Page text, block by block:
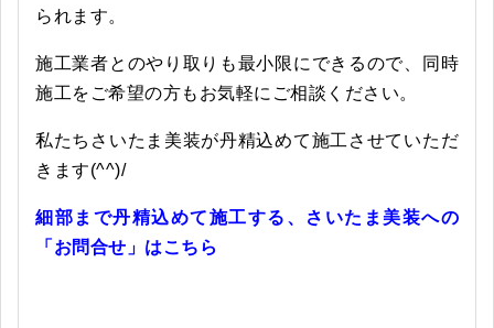
られます。
施工業者とのやり取りも最小限にできるので、同時
施工をご希望の方もお気軽にご相談ください。
私たちさいたま美装が丹精込めて施工させていただ
きます(^^)/
細部まで丹精込めて施工する、さいたま美装への
「お問合せ」はこちら